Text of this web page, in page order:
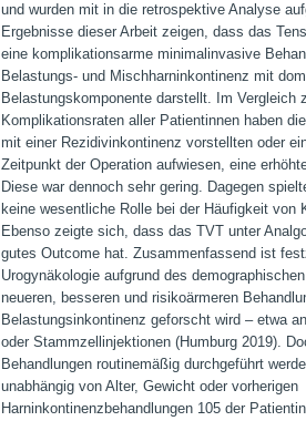
und wurden mit in die retrospektive Analyse
Ergebnisse dieser Arbeit zeigen, dass das
eine komplikationsarme minimalinvasive
Belastungs- und Mischharninkontinenz mit
Belastungskomponente darstellt. Im Vergleich
Komplikationsraten aller Patientinnen haben
mit einer Rezidivinkontinenz vorstellten oder
Zeitpunkt der Operation aufwiesen, eine
Diese war dennoch sehr gering. Dagegen
keine wesentliche Rolle bei der Häufigkeit von
Ebenso zeigte sich, dass das TVT unter
gutes Outcome hat. Zusammenfassend ist
Urogynäkologie aufgrund des
neueren, besseren und risikoärmeren
Belastungsinkontinenz geforscht wird – etwa
oder Stammzellinjektionen (Humburg 2019).
Behandlungen routinemäßig durchgeführt
unabhängig von Alter, Gewicht oder vorherigen
Harninkontinenzbehandlungen 105 der